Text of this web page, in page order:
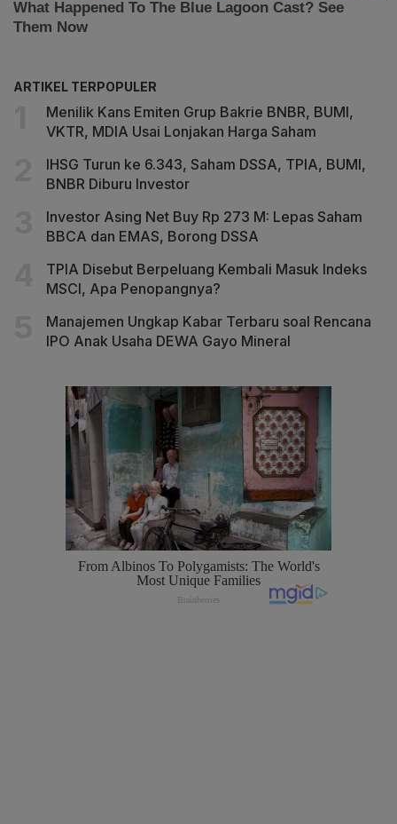
ARTIKEL TERPOPULER
Menilik Kans Emiten Grup Bakrie BNBR, BUMI,
VKTR, MDIA Usai Lonjakan Harga Saham
IHSG Turun ke 6.343, Saham DSSA, TPIA, BUMI,
BNBR Diburu Investor
Investor Asing Net Buy Rp 273 M: Lepas Saham
BBCA dan EMAS, Borong DSSA
TPIA Disebut Berpeluang Kembali Masuk Indeks
MSCI, Apa Penopangnya?
Manajemen Ungkap Kabar Terbaru soal Rencana
IPO Anak Usaha DEWA Gayo Mineral